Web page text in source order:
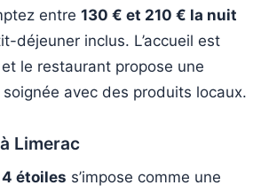
entre 130 € et 210 € la nuit
déjeuner inclus. L’accueil est
le restaurant propose une
avec des produits locaux.
Limerac
étoiles s’impose comme une